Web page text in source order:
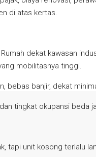
di atas kertas.
dekat kawasan
mobilitasnya tinggi.
bebas banjir, dekat
tingkat okupansi beda
tapi unit kosong terlalu